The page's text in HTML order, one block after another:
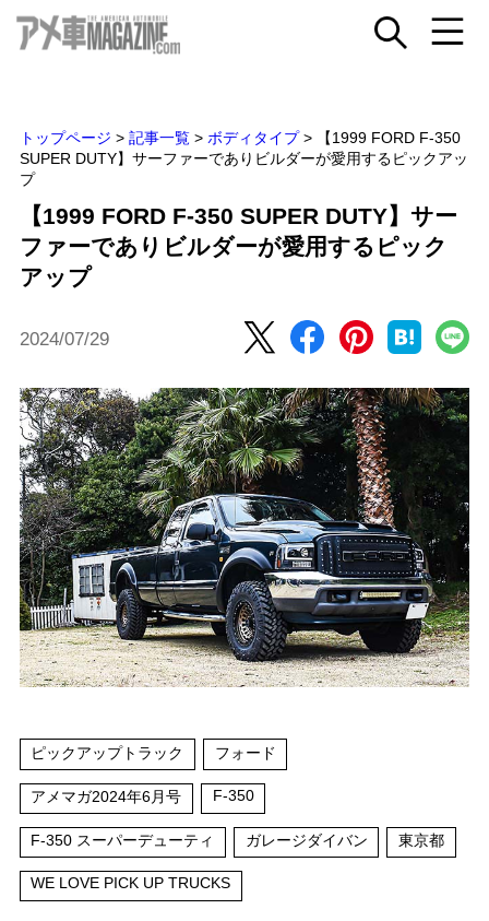
トップページ > 記事一覧 > ボディタイプ >
【1999 FORD F-350
SUPER DUTY】サーファーでありビルダーが愛用するピックアッ
プ
【1999 FORD F-350 SUPER DUTY】サー
ファーでありビルダーが愛用するピック
アップ
2024/07/29
ピックアップトラック フォード
アメマガ2024年6月号 F-350
F-350 スーパーデューティ ガレージダイバン 東京都
WE LOVE PICK UP TRUCKS